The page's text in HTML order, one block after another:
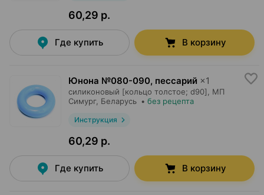
60,29 р.
Где купить В корзину
Юнона №080-090, пессарий ×1
силиконовый [кольцо толстое; d90],
МП
Симург, Беларусь • без рецепта
Инструкция
60,29 р.
Где купить В корзину